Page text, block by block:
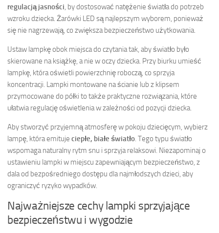
regulacją jasności , by dostosować natężenie światła do potrzeb
wzroku dziecka. Żarówki LED są najlepszym wyborem, ponieważ
się nie nagrzewają, co zwiększa bezpieczeństwo użytkowania.
Ustaw lampkę obok miejsca do czytania tak, aby światło było
skierowane na książkę, a nie w oczy dziecka. Przy biurku umieść
lampkę, która oświetli powierzchnię roboczą, co sprzyja
koncentracji. Lampki montowane na ścianie lub z klipsem
przymocowane do półki to także praktyczne rozwiązania, które
ułatwia regulację oświetlenia w zależności od pozycji dziecka.
Aby stworzyć przyjemną atmosferę w pokoju dziecięcym, wybierz
lampę, która emituje ciepłe, białe światło . Tego typu światło
wspomaga naturalny rytm snu i sprzyja relaksowi. Niezapominaj o
ustawieniu lampki w miejscu zapewniającym bezpieczeństwo, z
dala od bezpośredniego dostępu dla najmłodszych dzieci, aby
ograniczyć ryzyko wypadków.
Najważniejsze cechy lampki sprzyjające
bezpieczeństwu i wygodzie